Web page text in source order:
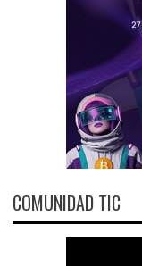
COMUNIDAD TIC